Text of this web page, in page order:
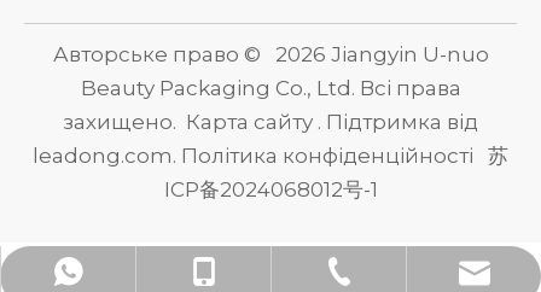
+86- 18795676801
+86- 18795676801
+86-510-86538859
harry@u-nuopackage.com
Авторське право © 2026 Jiangyin U-nuo
Beauty Packaging Co., Ltd. Всі права
захищено. Карта сайту . Підтримка від
leadong.com. Політика конфіденційності
苏
ICP备2024068012号-1